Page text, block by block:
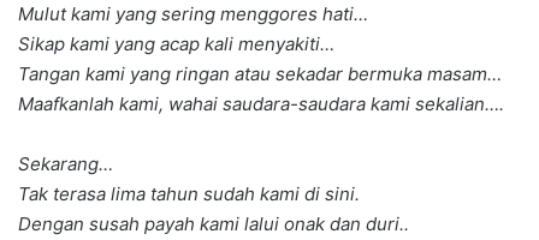
Mulut kami yang sering menggores hati…
Sikap kami yang acap kali menyakiti…
Tangan kami yang ringan atau sekadar bermuka masam…
Maafkanlah kami, wahai saudara-saudara kami sekalian….
Sekarang…
Tak terasa lima tahun sudah kami di sini.
Dengan susah payah kami lalui onak dan duri..